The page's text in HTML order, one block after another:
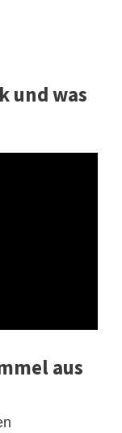
und was
aus